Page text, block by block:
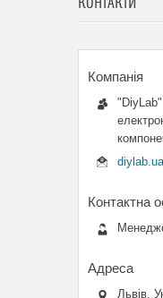
КОНТАКТИ
"DiyLab"
Львів,